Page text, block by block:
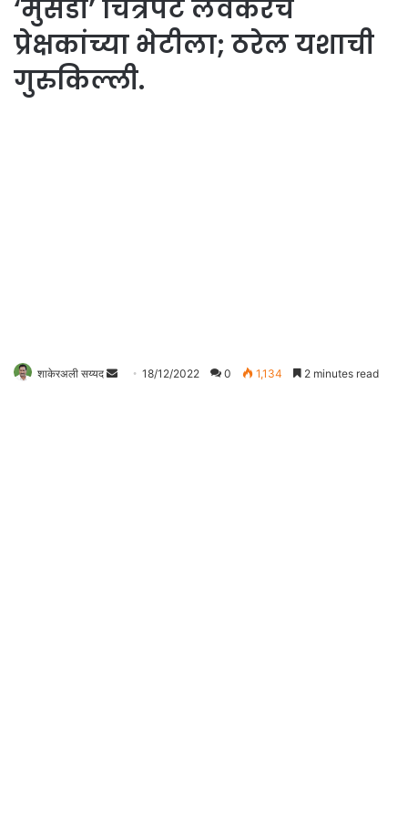
‘मुसंडी’ चित्रपट लवकरच
प्रेक्षकांच्या भेटीला; ठरेल यशाची
गुरुकिल्ली.
शाकेरअली सय्यद
Send18/12/2022 0 1,134 2 minutes read